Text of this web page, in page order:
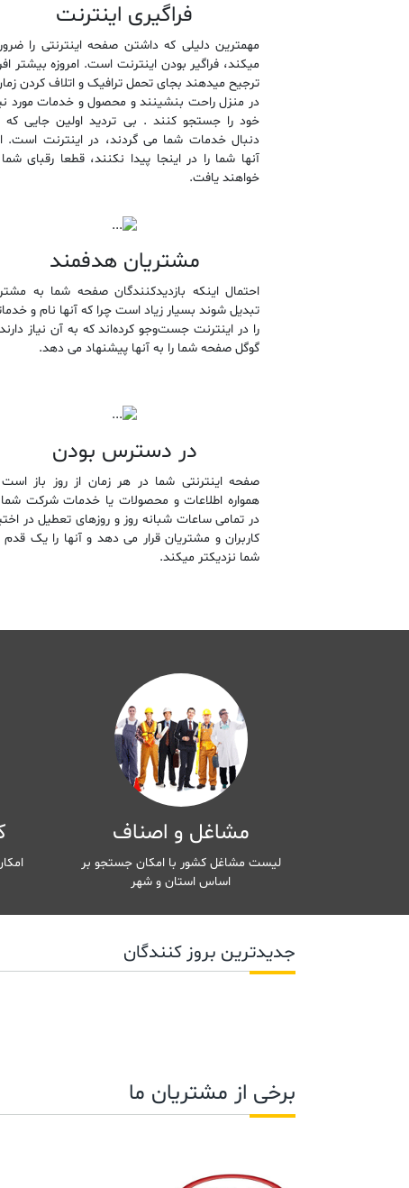
فراگیری اینترنت
مهمترین دلیلی که داشتن صفحه اینترنتی را
میکند، فراگیر بودن اینترنت است. امروزه بیشتر
ترجیح میدهند بجای تحمل ترافیک و اتلاف کردن
در منزل راحت بنشینند و محصول و خدمات مورد
خود را جستجو کنند . بی تردید اولین جایی که
دنبال خدمات شما می گردند، در اینترنت است.
آنها شما را در اینجا پیدا نکنند، قطعا رقبای شما
خواهند یافت.
مشتریان هدفمند
احتمال اینکه بازدیدکنندگان صفحه شما به
تبدیل شوند بسیار زیاد است چرا که آنها نام و
را در اینترنت جست‌و‌‌جو کرده‌اند که به آن نیاز
گوگل صفحه شما را به آنها پیشنهاد می دهد.
در دسترس بودن
صفحه اینترنتی شما در هر زمان از روز باز
همواره اطلاعات و محصولات یا خدمات شرکت شما
در تمامی ساعات شبانه روز و روزهای تعطیل در
کاربران و مشتریان قرار می دهد و آنها را یک قدم
شما نزدیکتر میکند.
مشاغل و اصناف
لیست مشاغل کشور با امکان جستجو بر
اساس استان و شهر
جدیدترین بروز کنندگان
برخی از مشتریان ما